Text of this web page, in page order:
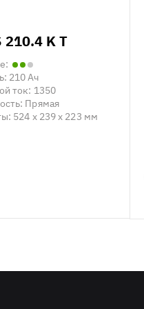
210.4 K T
210 Ач
ток: 1350
Прямая
524 x 239 x 223 мм